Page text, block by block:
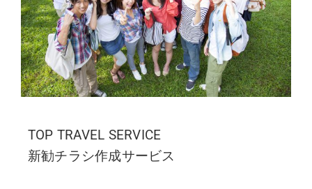
TOP TRAVEL SERVICE
新勧チラシ作成サービス